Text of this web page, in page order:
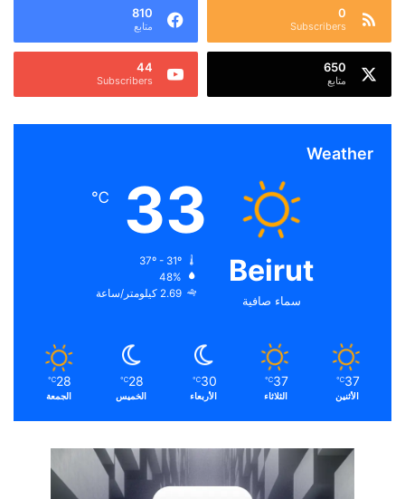
0
Subscribers
810
متابع
650
متابع
44
Subscribers
Weather
Beirut
سماء صافية
33
℃
48%
2.69 كيلومتر/ساعة
37
℃
الأثنين
37
℃
الثلاثاء
30
℃
الأربعاء
28
℃
الخميس
28
℃
الجمعة